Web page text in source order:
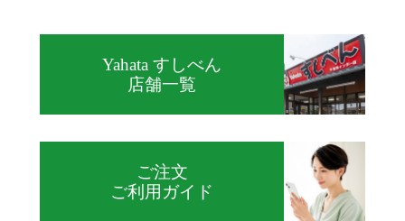
Yahata すしべん
店舗一覧
ご注文
ご利用ガイド